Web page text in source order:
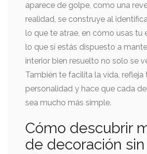
aparece de golpe, como una
realidad, se construye al
lo que te atrae, en cómo usas tu
lo que sí estás dispuesto a
interior bien resuelto no solo se
También te facilita la vida, refleja
personalidad y hace que cada
sea mucho más simple.
Cómo descubrir
de decoración